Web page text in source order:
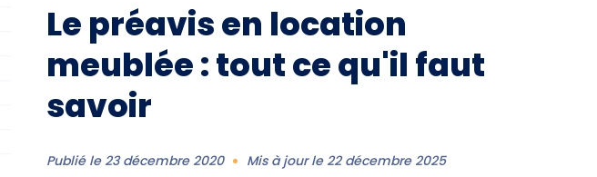
Le préavis en location
meublée : tout ce qu'il faut
savoir
Publié le 23 décembre 2020 Mis à jour le 22 décembre 2025